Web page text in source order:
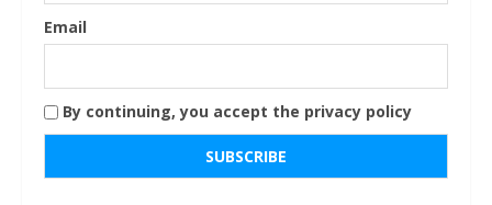
Email
By continuing, you accept the privacy policy